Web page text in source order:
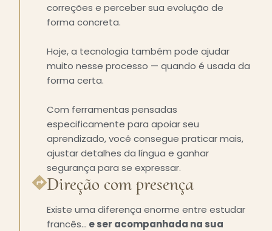
correções e perceber sua evolução de
forma concreta.
Hoje, a tecnologia também pode ajudar
muito nesse processo — quando é usada da
forma certa.
Com ferramentas pensadas
especificamente para apoiar seu
aprendizado, você consegue praticar mais,
ajustar detalhes da língua e ganhar
segurança para se expressar.
Direção com presença
Existe uma diferença enorme entre estudar
francês… e ser acompanhada na sua